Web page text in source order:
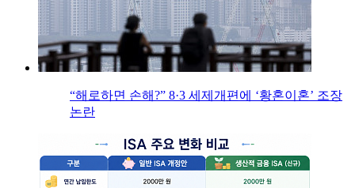
“해로하면 손해?” 8·3 세제개편에 ‘황혼이혼’ 조장
논란